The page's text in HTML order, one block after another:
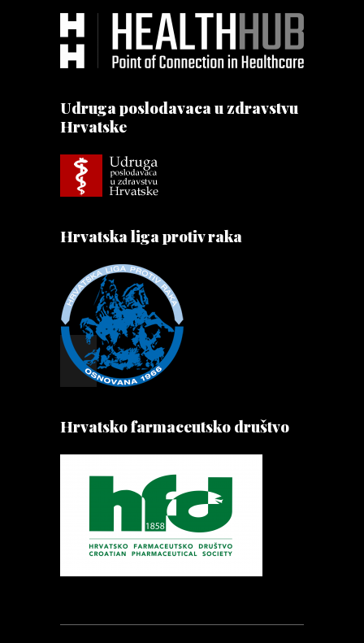
Udruga poslodavaca u zdravstvu
Hrvatske
Hrvatska liga protiv raka
Hrvatsko farmaceutsko društvo